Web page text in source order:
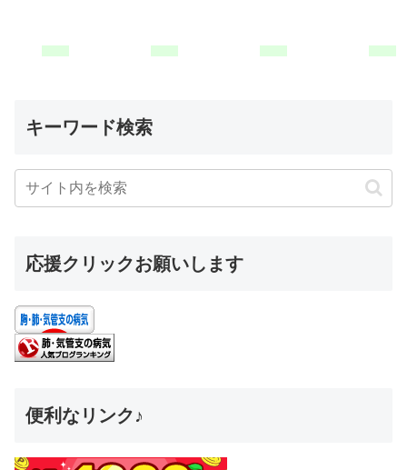
キーワード検索
応援クリックお願いします
便利なリンク♪